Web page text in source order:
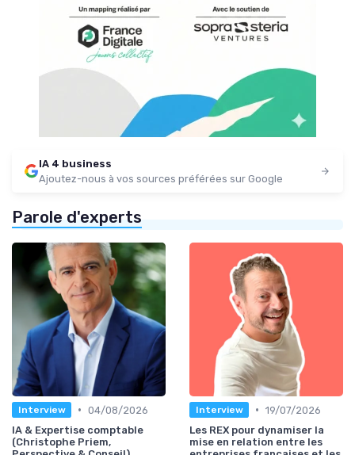
IA 4 business
Ajoutez-nous à vos sources préférées sur Google
Parole d'experts
Interview • 04/08/2026
IA & Expertise comptable
(Christophe Priem,
Interview • 19/07/2026
Les REX pour dynamiser la
mise en relation entre les